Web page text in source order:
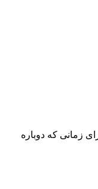
زمانی که دوباره